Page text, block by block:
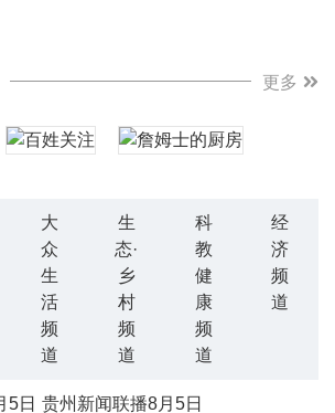
更多
大
众
生
活
频
道
生
态·
乡
村
频
道
科
教
健
康
频
道
经
济
频
道
贵州新闻联播8月5日